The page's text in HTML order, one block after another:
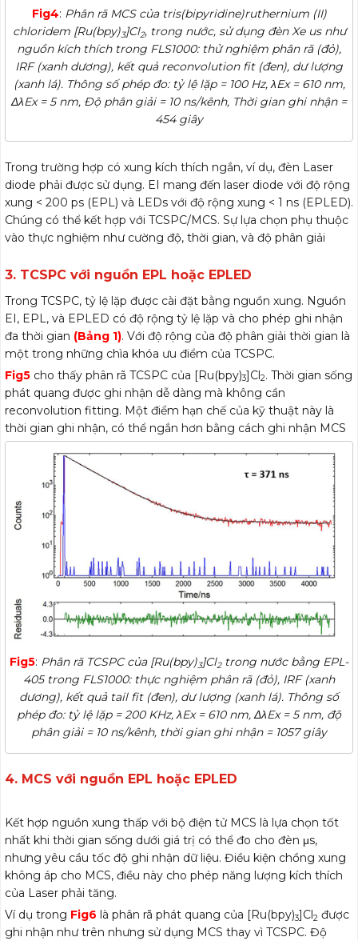
Fig4: Phân rã MCS của tris(bipyridine)ruthernium (II)
chloridem [Ru(bpy)3]Cl2, trong nước, sử dụng đèn Xe us như
nguồn kích thích trong FLS1000: thử nghiệm phân rã (đỏ),
IRF (xanh dương), kết quả reconvolution fit (đen), dư lượng
(xanh lá). Thông số phép đo: tỷ lệ lặp = 100 Hz, λEx = 610 nm,
ΔλEx = 5 nm, Độ phân giải = 10 ns/kênh, Thời gian ghi nhận =
454 giây
Trong trường hợp có xung kích thích ngắn, ví dụ, đèn Laser
diode phải được sử dụng. EI mang đến laser diode với độ rộng
xung < 200 ps (EPL) và LEDs với độ rộng xung < 1 ns (EPLED).
Chúng có thể kết hợp với TCSPC/MCS. Sự lựa chọn phụ thuộc
vào thực nghiệm như cường độ, thời gian, và độ phân giải
3. TCSPC với nguồn EPL hoặc EPLED
Trong TCSPC, tỷ lệ lặp được cài đặt bằng nguồn xung. Nguồn
EI, EPL, và EPLED có độ rộng tỷ lệ lặp và cho phép ghi nhận
đa thời gian (Bảng 1). Với độ rộng của độ phân giải thời gian là
một trong những chìa khóa ưu điểm của TCSPC.
Fig5 cho thấy phân rã TCSPC của [Ru(bpy)3]Cl2. Thời gian sống
phát quang được ghi nhận dễ dàng mà không cần
reconvolution fitting. Một điểm hạn chế của kỹ thuật này là
thời gian ghi nhận, có thể ngắn hơn bằng cách ghi nhận MCS
Fig5: Phân rã TCSPC của [Ru(bpy)3]Cl2trong nước bằng EPL-
405 trong FLS1000: thực nghiệm phân rã (đỏ), IRF (xanh
dương), kết quả tail fit (đen), dư lượng (xanh lá). Thông số
phép đo: tỷ lệ lặp = 200 KHz, λEx = 610 nm, ΔλEx = 5 nm, độ
phân giải = 10 ns/kênh, thời gian ghi nhận = 1057 giây
4. MCS với nguồn EPL hoặc EPLED
Kết hợp nguồn xung thấp với bộ điện tử MCS là lựa chọn tốt
nhất khi thời gian sống dưới giá trị có thể đo cho đèn μs,
nhưng yêu cầu tốc độ ghi nhận dữ liệu. Điều kiện chồng xung
không áp cho MCS, điều này cho phép năng lượng kích thích
của Laser phải tăng.
Ví dụ trong Fig6 là phân rã phát quang của [Ru(bpy)3]Cl 2 được
ghi nhận như trên nhưng sử dụng MCS thay vì TCSPC. Độ